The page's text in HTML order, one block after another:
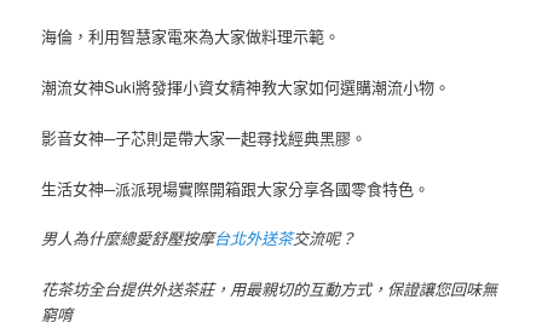
海倫，利用智慧家電來為大家做料理示範。
潮流女神Suki將發揮小資女精神教大家如何選購潮流小物。
影音女神─子芯則是帶大家一起尋找經典黑膠。
生活女神─派派現場實際開箱跟大家分享各國零食特色。
男人為什麼總愛舒壓按摩台北外送茶交流呢？
花茶坊全台提供外送茶莊，用最親切的互動方式，保證讓您回味無
窮唷